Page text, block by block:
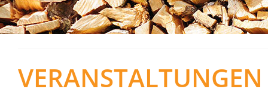
VERANSTALTUNGEN